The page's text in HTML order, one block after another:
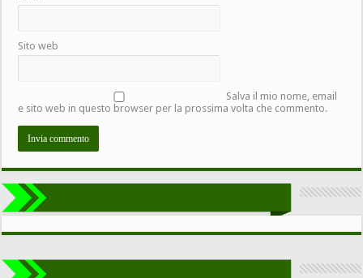
Sito web
Salva il mio nome, email
e sito web in questo browser per la prossima volta che commento.